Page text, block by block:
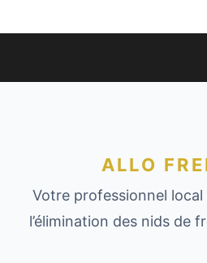
ALLO
Votre professionnel
l’élimination des nids de